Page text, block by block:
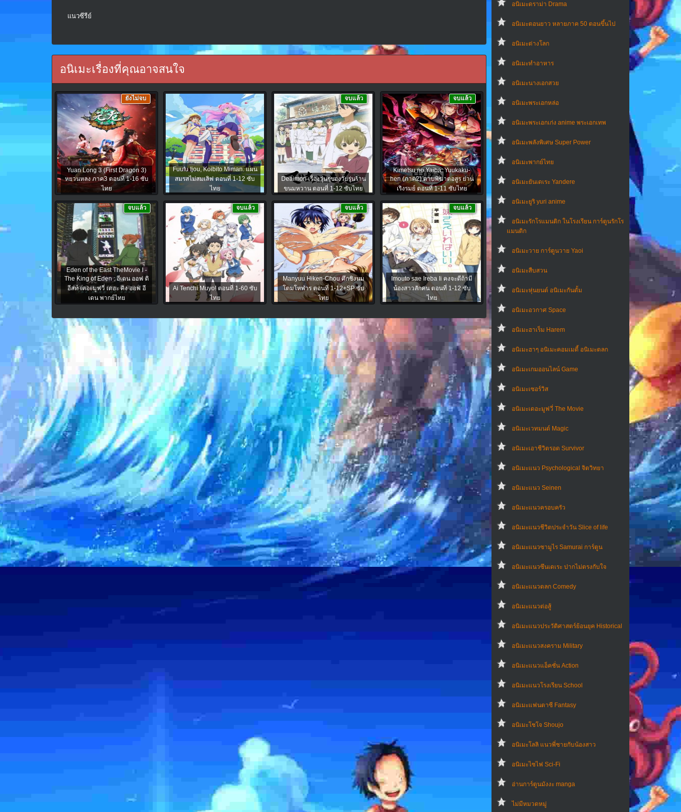
อนิเมะดราม่า Drama
อนิเมะตอนยาว หลายภาค 50 ตอนขึ้นไป
อนิเมะต่างโลก
อนิเมะทําอาหาร
อนิเมะนางเอกสวย
อนิเมะพระเอกหล่อ
อนิเมะพระเอกเก่ง anime พระเอกเทพ
อนิเมะพลังพิเศษ Super Power
อนิเมะพากย์ไทย
อนิเมะยันเดเระ Yandere
อนิเมะยูริ yuri anime
อนิเมะรักโรแมนติก ในโรงเรียน การ์ตูนรักโร
แมนติก
อนิเมะวาย การ์ตูนวาย Yaoi
อนิเมะสืบสวน
อนิเมะหุ่นยนต์ อนิเมะกันดั้ม
อนิเมะอวกาศ Space
อนิเมะฮาเร็ม Harem
อนิเมะฮาๆ อนิเมะคอมเมดี้ อนิเมะตลก
อนิเมะเกมออนไลน์ Game
อนิเมะเซอร์วิส
อนิเมะเดอะมูฟวี่ The Movie
อนิเมะเวทมนต์ Magic
อนิเมะเอาชีวิตรอด Survivor
อนิเมะแนว Psychological จิตวิทยา
อนิเมะแนว Seinen
อนิเมะแนวครอบครัว
อนิเมะแนวชีวิตประจําวัน Slice of life
อนิเมะแนวซามูไร Samurai การ์ตูน
อนิเมะแนวซึนเดเระ ปากไม่ตรงกับใจ
อนิเมะแนวตลก Comedy
อนิเมะแนวต่อสู้
อนิเมะแนวประวัติศาสตร์ย้อนยุค Historical
อนิเมะแนวสงคราม Military
อนิเมะแนวแอ็คชั่น Action
อนิเมะแนวโรงเรียน School
อนิเมะแฟนตาซี Fantasy
อนิเมะโชโจ Shoujo
อนิเมะโลลิ แนวพี่ชายกับน้องสาว
อนิเมะไซไฟ Sci-Fi
อ่านการ์ตูนมังงะ manga
ไม่มีหมวดหมู่
แนวซีรีย์
อนิเมะเรื่องที่คุณอาจสนใจ
Yuan Long 3 (First Dragon 3)
หยวนหลง ภาค3 ตอนที่ 1-16 ซับ
ไทย
ยังไม่จบ
Fuufu Ijou, Koibito Miman. แผน
สมรสไม่สมเลิฟ ตอนที่ 1-12 ซับ
ไทย
Deaimon เรื่องวุ่นๆของวัยรุ่นร้าน
ขนมหวาน ตอนที่ 1-12 ซับไทย
จบแล้ว
Kimetsu no Yaiba: Yuukaku-
hen (ภาค2) ดาบพิฆาตอสูร ย่าน
เริงรมย์ ตอนที่ 1-11 ซับไทย
จบแล้ว
Eden of the East TheMovie I -
The King of Eden : อีเดน ออฟ ดิ
อีสท์ เดอะมูฟวี่ เดอะ คิง ออฟ อี
เดน พากย์ไทย
จบแล้ว
Ai Tenchi Muyo! ตอนที่ 1-60 ซับ
ไทย
จบแล้ว
Manyuu Hiken-Chou ศึกชิงนม
โตมโหฬาร ตอนที่ 1-12+SP ซับ
ไทย
จบแล้ว
Imouto sae Ireba Ii คงจะดีถ้ามี
น้องสาวสักคน ตอนที่ 1-12 ซับ
ไทย
จบแล้ว